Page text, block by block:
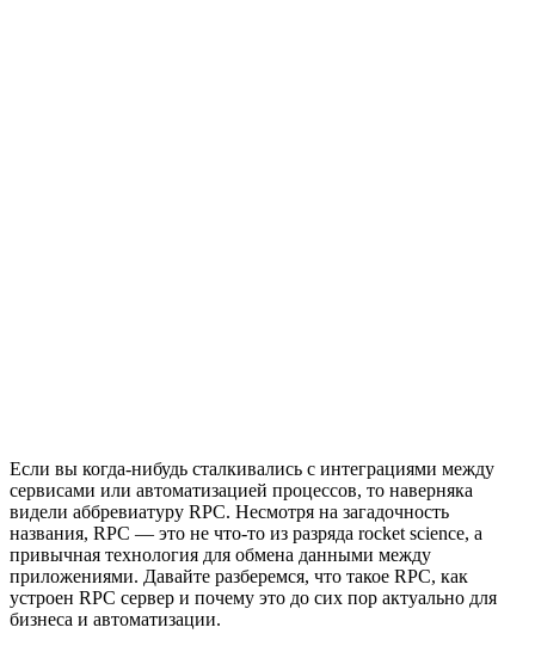
Если вы когда-нибудь сталкивались с интеграциями между
сервисами или автоматизацией процессов, то наверняка
видели аббревиатуру RPC. Несмотря на загадочность
названия, RPC — это не что-то из разряда rocket science, а
привычная технология для обмена данными между
приложениями. Давайте разберемся, что такое RPC, как
устроен RPC сервер и почему это до сих пор актуально для
бизнеса и автоматизации.